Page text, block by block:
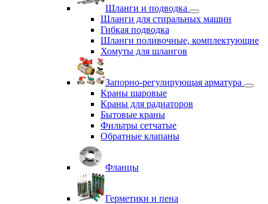
Шланги и подводка
Шланги для стиральных машин
Гибкая подводка
Шланги поливочные, комплектующие
Хомуты для шлангов
Запорно-регулирующая арматура
Краны шаровые
Краны для радиаторов
Бытовые краны
Фильтры сетчатые
Обратные клапаны
Фланцы
Герметики и пена